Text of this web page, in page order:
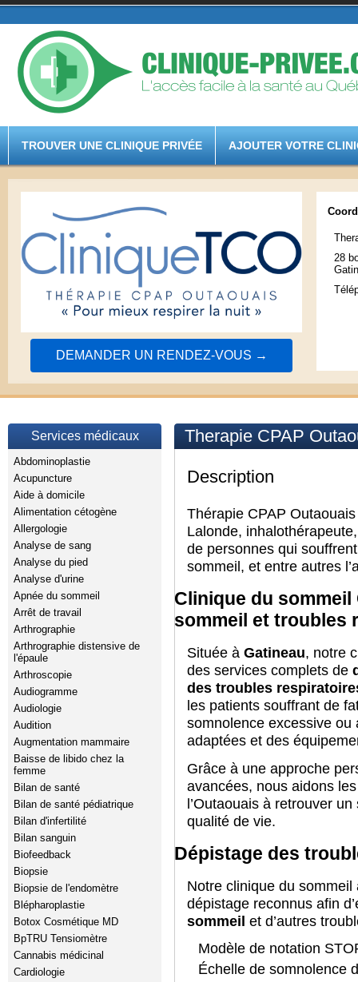
TROUVER UNE CLINIQUE PRIVÉE AJOUTER VOTRE
DEMANDER UN RENDEZ-VOUS →
28
Services médicaux
Abdominoplastie
Acupuncture
Aide à domicile
Alimentation cétogène
Allergologie
Analyse de sang
Analyse du pied
Analyse d'urine
Apnée du sommeil
Arrêt de travail
Arthrographie
Arthrographie distensive de
l'épaule
Arthroscopie
Audiogramme
Audiologie
Audition
Augmentation mammaire
Baisse de libido chez la
femme
Bilan de santé
Bilan de santé pédiatrique
Bilan d'infertilité
Bilan sanguin
Biofeedback
Biopsie
Biopsie de l'endomètre
Blépharoplastie
Botox Cosmétique MD
BpTRU Tensiomètre
Cannabis médicinal
Cardiologie
Therapie CPAP
Description
Thérapie CPAP
Lalonde,
de personnes qui
sommeil, et entre autres
Clinique du sommeil
sommeil et troubles
Située à Gatineau, notre
des services complets de
des troubles
les patients souffrant de
somnolence excessive
adaptées et des
Grâce à une approche
avancées, nous aidons
l’Outaouais à retrouver
qualité de vie.
Dépistage des
Notre clinique du
dépistage reconnus afin
sommeil et d’autres
Modèle de notation
Échelle de somnolence